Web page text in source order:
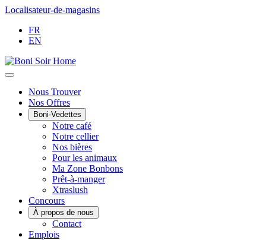
Passer
contenu
Localisateur-de-magasins
FR
EN
Main
Menu
Nous Trouver
Nos Offres
Boni-Vedettes
Notre café
Notre cellier
Nos bières
Pour les animaux
Ma Zone Bonbons
Prêt-à-manger
Xtraslush
Concours
À propos de nous
Contact
Emplois